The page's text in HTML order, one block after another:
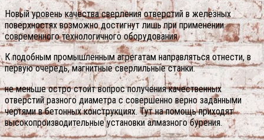
Новый уровень качества сверления отверстий в железных
поверхностях возможно достигнут лишь при применении
современного технологичного оборудования.
К подобным промышленным агрегатам направляться отнести, в
первую очередь, магнитные сверлильные станки.
не меньше остро стоит вопрос получения качественных
отверстий разного диаметра с совершенно верно заданными
чертями в бетонных конструкциях. Тут на помощь приходят
высокопроизводительные установки алмазного бурения.